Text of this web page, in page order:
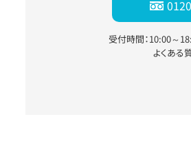
受付時間：10:00～
よくある